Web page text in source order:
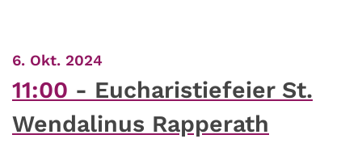
6. Okt. 2024:
11:00
Eucharistiefeier St.
Wendalinus Rapperath